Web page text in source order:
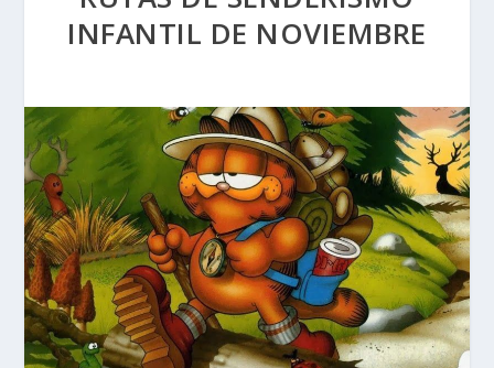
INFANTIL DE NOVIEMBRE